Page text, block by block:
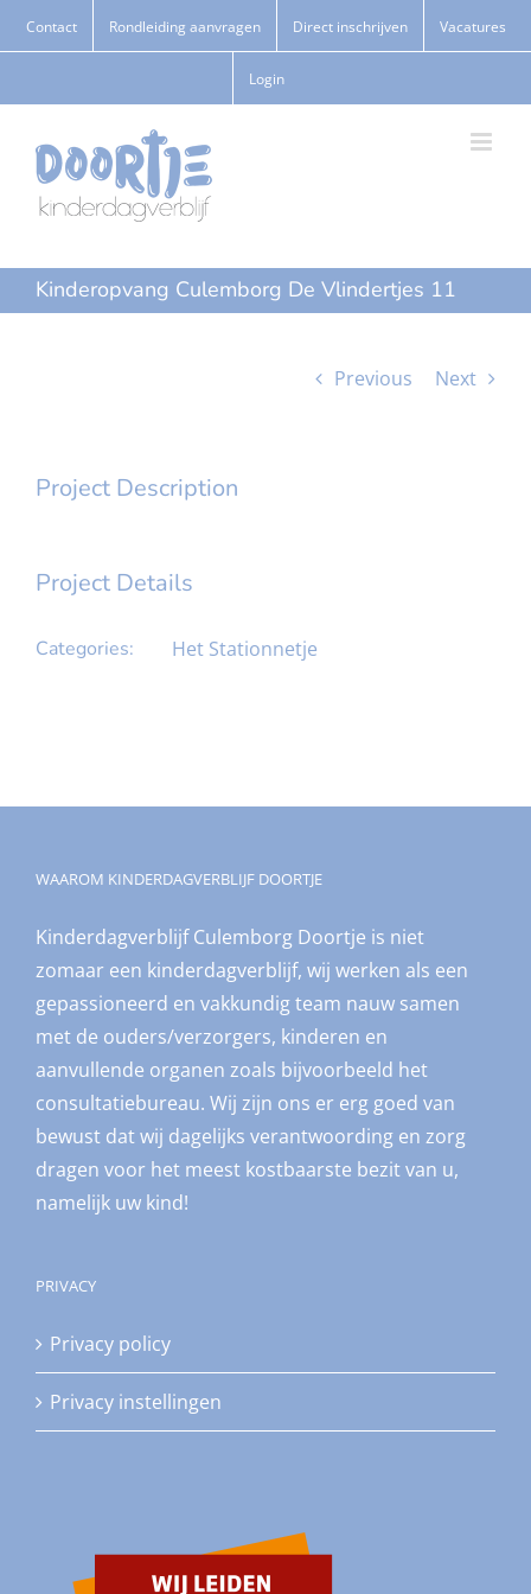
naar
Contact Rondleiding aanvragen Direct inschrijven Vacatures
Login
Kinderopvang Culemborg De Vlindertjes 11
Previous Next
Project Description
Project Details
Categories: Het Stationnetje
WAAROM KINDERDAGVERBLIJF DOORTJE
Kinderdagverblijf Culemborg Doortje is niet
zomaar een kinderdagverblijf, wij werken als een
gepassioneerd en vakkundig team nauw samen
met de ouders/verzorgers, kinderen en
aanvullende organen zoals bijvoorbeeld het
consultatiebureau. Wij zijn ons er erg goed van
bewust dat wij dagelijks verantwoording en zorg
dragen voor het meest kostbaarste bezit van u,
namelijk uw kind!
PRIVACY
Privacy policy
Privacy instellingen